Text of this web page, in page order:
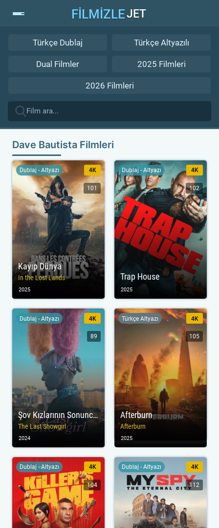
FİLMİZLEJET
Türkçe Dublaj Türkçe Altyazılı
Dual Filmler 2025 Filmleri
2026 Filmleri
Dave Bautista Filmleri
Kayıp Dünya
In the Lost Lands
Dublaj - Altyazı 4K
101
2025
Trap House
Dublaj - Altyazı 4K
102
2025
Şov Kızlarının Sonuncusu
The Last Showgirl
Dublaj - Altyazı 4K
89
2024
Afterburn
Afterburn
Türkçe Altyazı 4K
105
2025
Dublaj - Altyazı 4K
104
Dublaj - Altyazı 4K
112